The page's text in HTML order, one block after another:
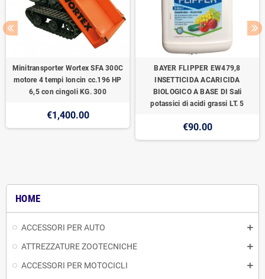
HOME
ACCESSORI PER AUTO
ATTREZZATURE ZOOTECNICHE
ACCESSORI PER MOTOCICLI
Minitransporter Wortex SFA 300C
motore 4 tempi loncin cc.196 HP
6,5 con cingoli KG. 300
€1,400.00
BAYER FLIPPER EW479,8
INSETTICIDA ACARICIDA
BIOLOGICO A BASE DI Sali
potassici di acidi grassi LT. 5
€90.00